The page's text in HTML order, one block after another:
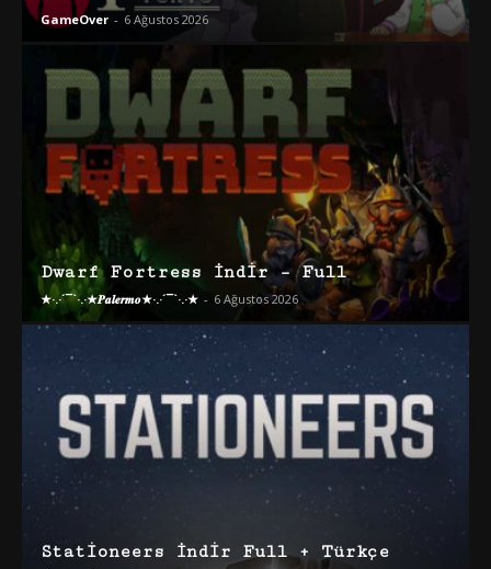
GameOver - 6 Ağustos 2026
Dwarf Fortress İndir – Full
★·.·´¯`·.·★𝑷𝒂𝒍𝒆𝒓𝒎𝒐★·.·´¯`·.·★ - 6 Ağustos 2026
Stationeers İndir Full + Türkçe